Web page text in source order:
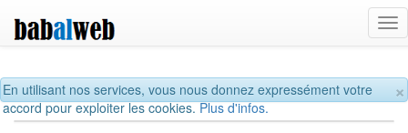
×
En utilisant nos services, vous nous donnez expressément votre
accord pour exploiter les cookies.Plus d'infos.